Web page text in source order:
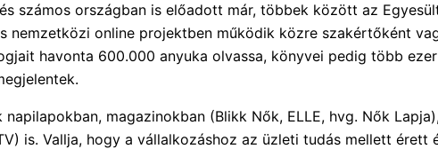
számos országban is előadott már, többek között az
nemzetközi online projektben működik közre szakértőként
havonta 600.000 anyuka olvassa, könyvei pedig több ezer
magazinokban (Blikk Nők, ELLE, hvg. Nők
is. Vallja, hogy a vállalkozáshoz az üzleti tudás mellett érett